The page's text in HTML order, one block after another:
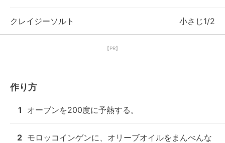
クレイジーソルト 小さじ1/2
【PR】
作り方
1 オーブンを200度に予熱する。
2 モロッコインゲンに、オリーブオイルをまんべんな